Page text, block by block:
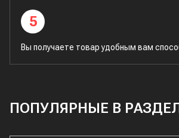
5
Вы получаете товар удобным вам
ПОПУЛЯРНЫЕ В